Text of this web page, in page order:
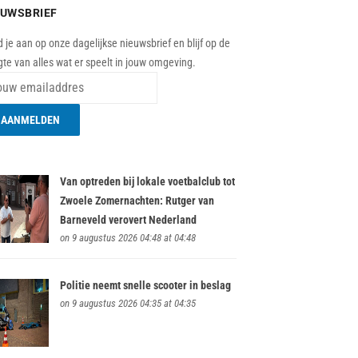
je aan op onze dagelijkse nieuwsbrief en blijf op de
van alles wat er speelt in jouw omgeving.
Van optreden bij lokale voetbalclub tot
Zwoele Zomernachten: Rutger van
Barneveld verovert Nederland
on 9 augustus 2026 04:48 at 04:48
Politie neemt snelle scooter in beslag
on 9 augustus 2026 04:35 at 04:35